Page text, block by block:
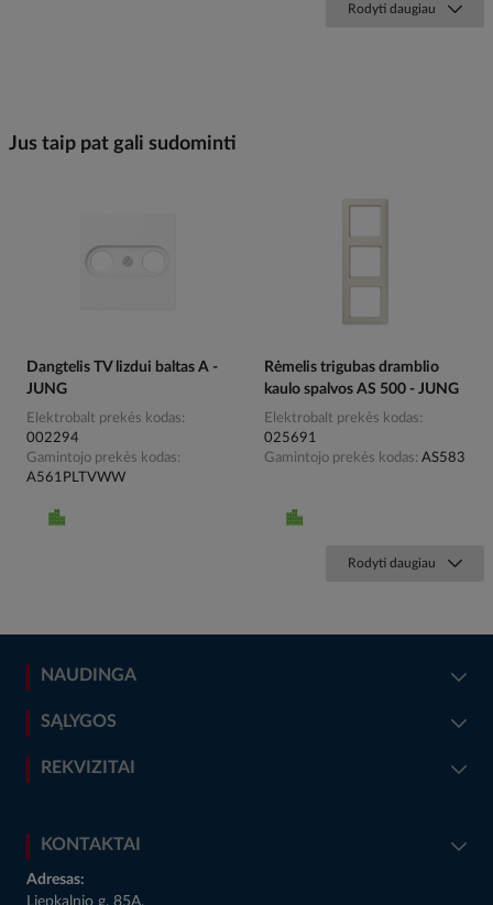
Rodyti daugiau
Jus taip pat gali sudominti
Dangtelis TV lizdui baltas A -
JUNG
Elektrobalt prekės kodas
002294
Gamintojo prekės kodas
A561PLTVWW
Rėmelis trigubas dramblio
kaulo spalvos AS 500 - JUNG
Elektrobalt prekės kodas
025691
Gamintojo prekės kodas AS583
Rodyti daugiau
NAUDINGA
SĄLYGOS
REKVIZITAI
KONTAKTAI
Adresas: